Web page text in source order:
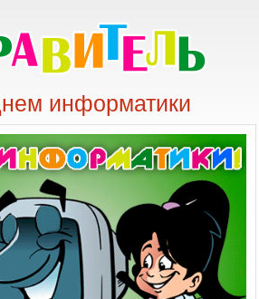
информатики